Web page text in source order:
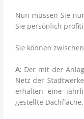
Nun müssen Sie
Sie persönlich
Sie können
A: Der mit der
Netz der
erhalten eine
gestellte Dachfläche.